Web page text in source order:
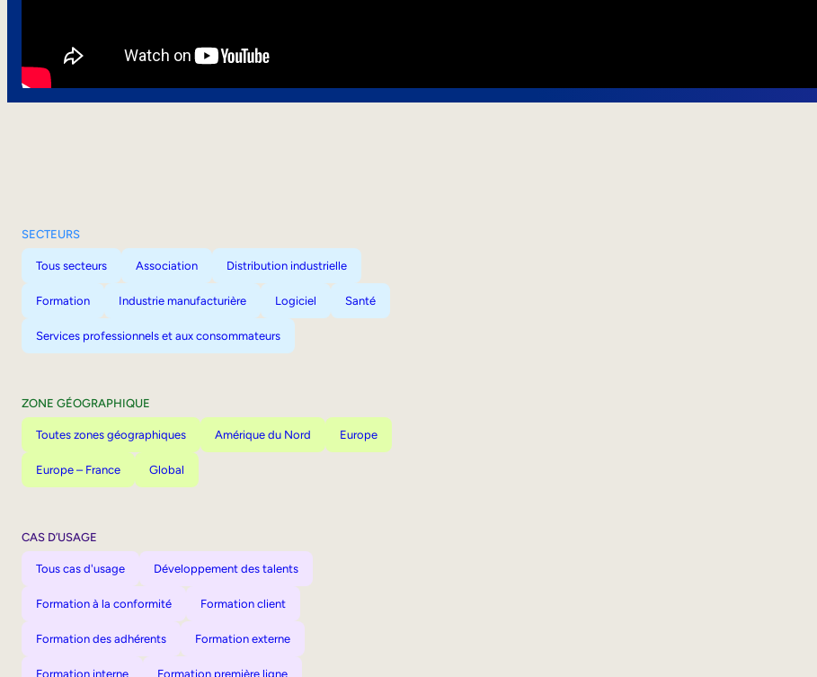
SECTEURS
Tous secteurs Association Distribution industrielle
Formation Industrie manufacturière Logiciel Santé
Services professionnels et aux consommateurs
ZONE GÉOGRAPHIQUE
Toutes zones géographiques Amérique du Nord Europe
Europe – France Global
CAS D’USAGE
Tous cas d'usage Développement des talents
Formation à la conformité Formation client
Formation des adhérents Formation externe
Formation interne Formation première ligne